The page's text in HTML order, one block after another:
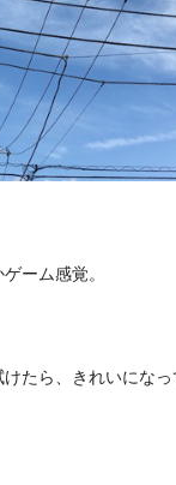
ーム感覚。
たら、きれいにな